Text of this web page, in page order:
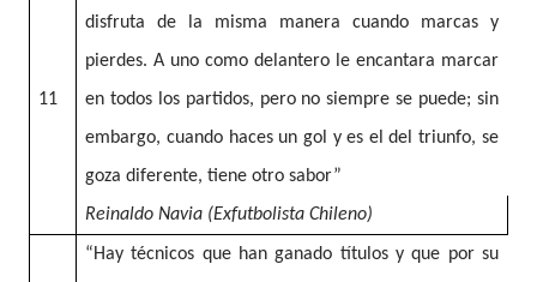
11
disfruta de la misma manera cuando marcas y
pierdes. A uno como delantero le encantara marcar
en todos los partidos, pero no siempre se puede; sin
embargo, cuando haces un gol y es el del triunfo, se
goza diferente, tiene otro sabor”
Reinaldo Navia (Exfutbolista Chileno)
“Hay técnicos que han ganado títulos y que por su